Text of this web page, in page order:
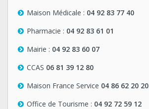
Maison Médicale : 04 92 83 77 40
Pharmacie : 04 92 83 61 01
Mairie : 04 92 83 60 07
CCAS 06 81 39 12 80
Maison France Service 04 86 62 20 20
Office de Tourisme : 04 92 72 59 12